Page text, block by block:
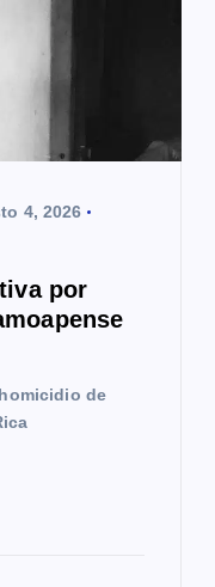
4, 2026
por
de